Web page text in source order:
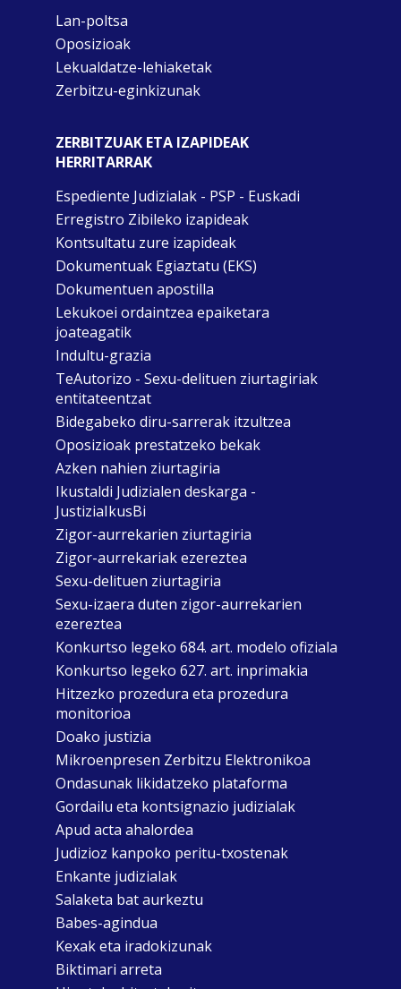
Lan-poltsa
Oposizioak
Lekualdatze-lehiaketak
Zerbitzu-eginkizunak
ZERBITZUAK ETA IZAPIDEAK
HERRITARRAK
Espediente Judizialak - PSP - Euskadi
Erregistro Zibileko izapideak
Kontsultatu zure izapideak
Dokumentuak Egiaztatu (EKS)
Dokumentuen apostilla
Lekukoei ordaintzea epaiketara
joateagatik
Indultu-grazia
TeAutorizo - Sexu-delituen ziurtagiriak
entitateentzat
Bidegabeko diru-sarrerak itzultzea
Oposizioak prestatzeko bekak
Azken nahien ziurtagiria
Ikustaldi Judizialen deskarga -
JustiziaIkusBi
Zigor-aurrekarien ziurtagiria
Zigor-aurrekariak ezereztea
Sexu-delituen ziurtagiria
Sexu-izaera duten zigor-aurrekarien
ezereztea
Konkurtso legeko 684. art. modelo ofiziala
Konkurtso legeko 627. art. inprimakia
Hitzezko prozedura eta prozedura
monitorioa
Doako justizia
Mikroenpresen Zerbitzu Elektronikoa
Ondasunak likidatzeko plataforma
Gordailu eta kontsignazio judizialak
Apud acta ahalordea
Judizioz kanpoko peritu-txostenak
Enkante judizialak
Salaketa bat aurkeztu
Babes-agindua
Kexak eta iradokizunak
Biktimari arreta